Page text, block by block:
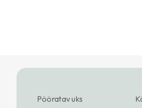
Pööratav uks